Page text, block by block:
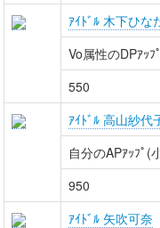
ｱｲﾄﾞﾙ 木下ひな
Vo属性のDPｱｯﾌ
550
ｱｲﾄﾞﾙ 高山紗代
自分のAPｱｯﾌﾟ(
950
ｱｲﾄﾞﾙ 矢吹可奈